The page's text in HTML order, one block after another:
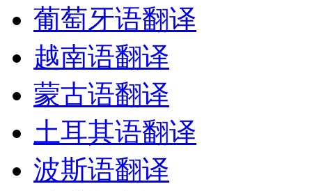
葡萄牙语翻译
越南语翻译
蒙古语翻译
土耳其语翻译
波斯语翻译